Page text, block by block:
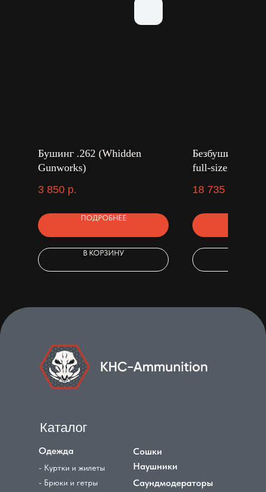
Бушинг .262 (Whidden
Gunworks)
3 850 р.
ПОДРОБНЕЕ
В КОРЗИНУ
Безбушинговая
full-size
18 735
Каталог
Одежда
- Куртки и жилеты
- Брюки и гетры
Сошки
Наушники
Саундмодераторы